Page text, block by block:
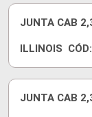
JUNTA CAB
ILLINOIS CÓD:
JUNTA CAB